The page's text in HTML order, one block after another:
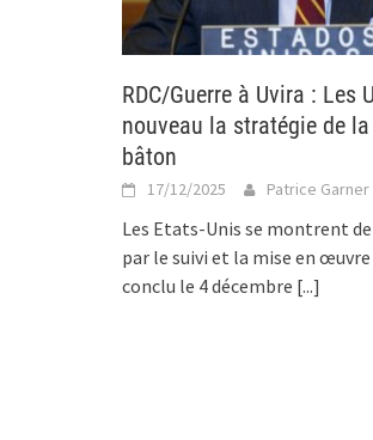
RDC/Guerre à Uvira : Les
nouveau la stratégie de
bâton
17/12/2025 Patrice Garner
Les Etats-Unis se montrent
par le suivi et la mise en œuvre
conclu le 4 décembre [...]